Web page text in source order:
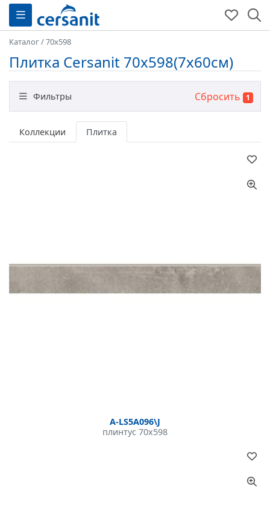
Каталог/70x598
Плитка Cersanit 70x598(7x60см)
Фильтры Сбросить 1
Коллекции Плитка
A-LS5A096\J
плинтус 70x598